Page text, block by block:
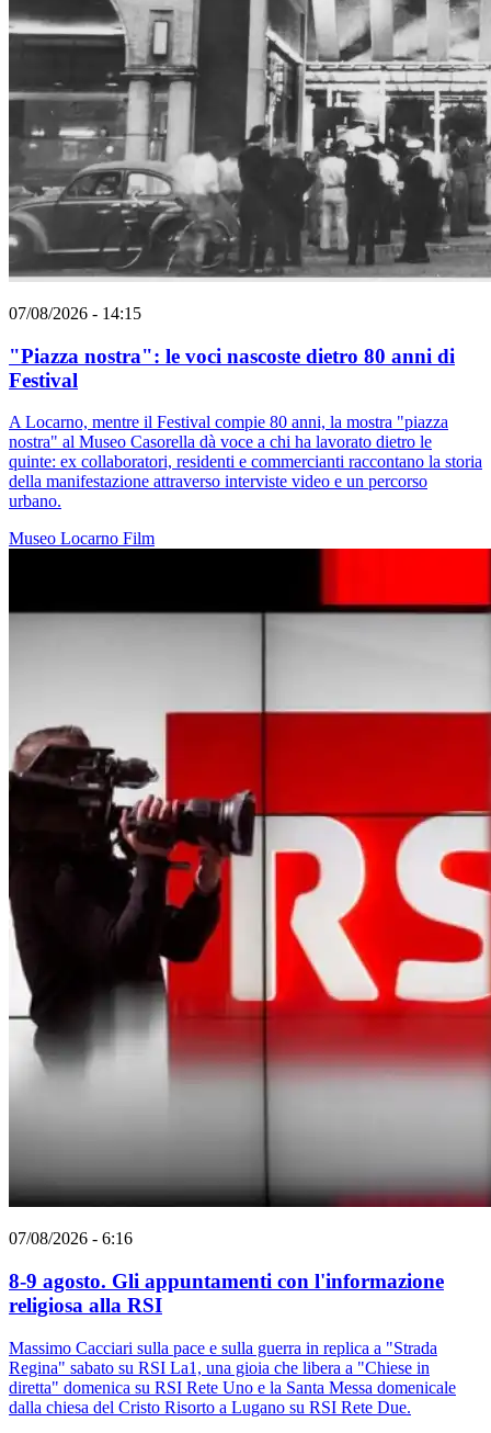
07/08/2026 - 14:15
"Piazza nostra": le voci nascoste dietro 80 anni di
Festival
A Locarno, mentre il Festival compie 80 anni, la mostra "piazza
nostra" al Museo Casorella dà voce a chi ha lavorato dietro le
quinte: ex collaboratori, residenti e commercianti raccontano la storia
della manifestazione attraverso interviste video e un percorso
urbano.
Museo Locarno Film
07/08/2026 - 6:16
8-9 agosto. Gli appuntamenti con l'informazione
religiosa alla RSI
Massimo Cacciari sulla pace e sulla guerra in replica a "Strada
Regina" sabato su RSI La1, una gioia che libera a "Chiese in
diretta" domenica su RSI Rete Uno e la Santa Messa domenicale
dalla chiesa del Cristo Risorto a Lugano su RSI Rete Due.